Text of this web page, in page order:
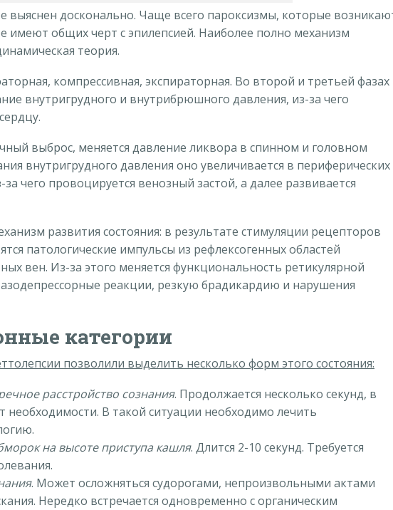
выяснен досконально. Чаще всего пароксизмы, которые
имеют общих черт с эпилепсией. Наиболее полно механизм
теория.
компрессивная, экспираторная. Во второй и третьей фазах
внутригрудного и внутрибрюшного давления, из-за чего
выброс, меняется давление ликвора в спинном и головном
внутригрудного давления оно увеличивается в периферических
за чего провоцируется венозный застой, а далее развивается
развития состояния: в результате стимуляции рецепторов
патологические импульсы из рефлексогенных областей
вен. Из-за этого меняется функциональность ретикулярной
реакции, резкую брадикардию и нарушения
категории
позволили выделить несколько форм этого состояния:
расстройство сознания. Продолжается несколько секунд, в
В такой ситуации необходимо лечить
на высоте приступа кашля. Длится 2-10 секунд. Требуется
. Может осложняться судорогами, непроизвольными актами
Нередко встречается одновременно с органическим